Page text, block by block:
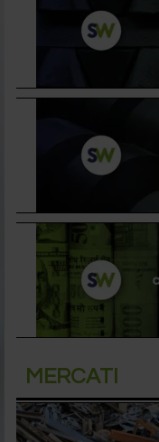
MERCATI